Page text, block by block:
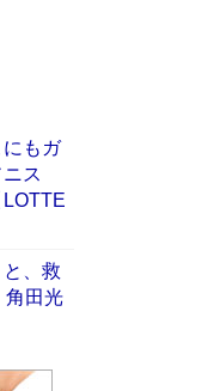
てるコ
作どち
ランク
もガ
ス
と、救
田光